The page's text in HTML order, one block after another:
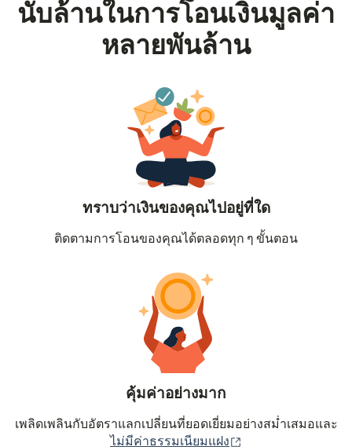
นับล้านในการโอนเงินมูลค่า
หลายพันล้าน
ทราบว่าเงินของคุณไปอยู่ที่ใด
ติดตามการโอนของคุณได้ตลอดทุก ๆ ขั้นตอน
คุ้มค่าอย่างมาก
เพลิดเพลินกับอัตราแลกเปลี่ยนที่ยอดเยี่ยมอย่างสม่ำเสมอและ
ไม่มีค่าธรรมเนียมแฝง